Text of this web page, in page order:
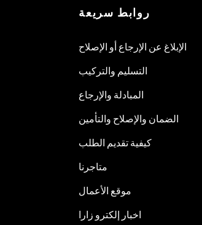
روابط سريعة
الإبلاغ عن الإرجاع أو الإصلاح
التسليم والتركيب
المبادلة والإرجاع
الضمان والإصلاح والتأمين
كيفية تقديم الطلب
متاجرنا
موقع الأعمال
اخبار إلكترو زارا